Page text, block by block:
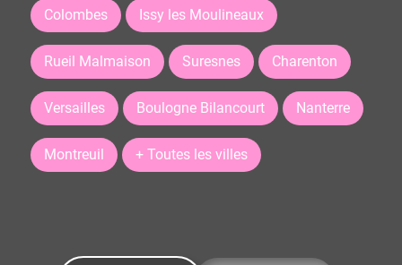
Colombes Issy les Moulineaux
Rueil Malmaison Suresnes Charenton
Versailles Boulogne Bilancourt Nanterre
Montreuil + Toutes les villes